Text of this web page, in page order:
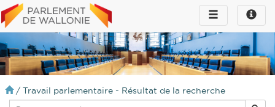
Toggle
infos
Toggle
navigation
/ Travail parlementaire - Résultat de la recherche